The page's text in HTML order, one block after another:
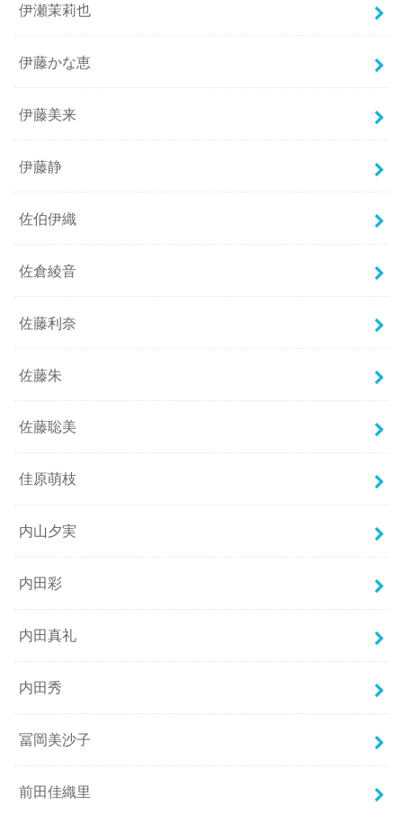
伊瀬茉莉也
伊藤かな恵
伊藤美来
伊藤静
佐伯伊織
佐倉綾音
佐藤利奈
佐藤朱
佐藤聡美
佳原萌枝
内山夕実
内田彩
内田真礼
内田秀
冨岡美沙子
前田佳織里